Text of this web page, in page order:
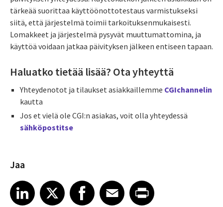
tärkeää suorittaa käyttöönottotestaus varmistukseksi
siitä, että järjestelmä toimii tarkoituksenmukaisesti.
Lomakkeet ja järjestelmä pysyvät muuttumattomina, ja
käyttöä voidaan jatkaa päivityksen jälkeen entiseen tapaan.
Haluatko tietää lisää? Ota yhteyttä
Yhteydenotot ja tilaukset asiakkaillemme CGIchannelin
kautta
Jos et vielä ole CGI:n asiakas, voit olla yhteydessä
sähköpostitse
Jaa
Share article on LinkedIn
LinkedIn
Share article on XShare article on Facebook
Facebook
Share article on Email
EmailShare article on Print